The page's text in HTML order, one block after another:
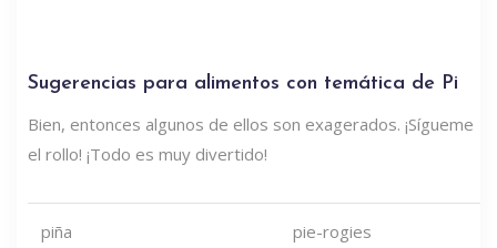
Sugerencias para alimentos con temática de Pi
Bien, entonces algunos de ellos son exagerados. ¡Sígueme
el rollo! ¡Todo es muy divertido!
piña pie-rogies